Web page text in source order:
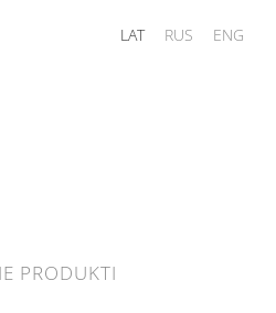
PRODUKTI
LAT RUS ENG